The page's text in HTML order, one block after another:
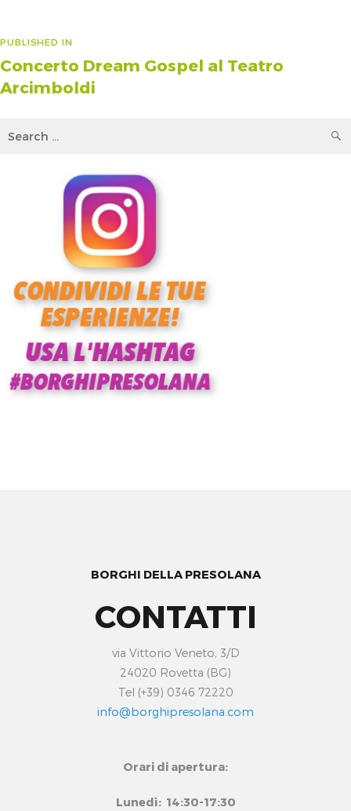
Navigazione
articoli
PUBLISHED IN
Concerto Dream Gospel al Teatro
Arcimboldi
BORGHI DELLA PRESOLANA
CONTATTI
via Vittorio Veneto, 3/D
24020 Rovetta (BG)
Tel (+39) 0346 72220
info@borghipresolana.com
Orari di apertura:
Lunedì: 14:30-17:30